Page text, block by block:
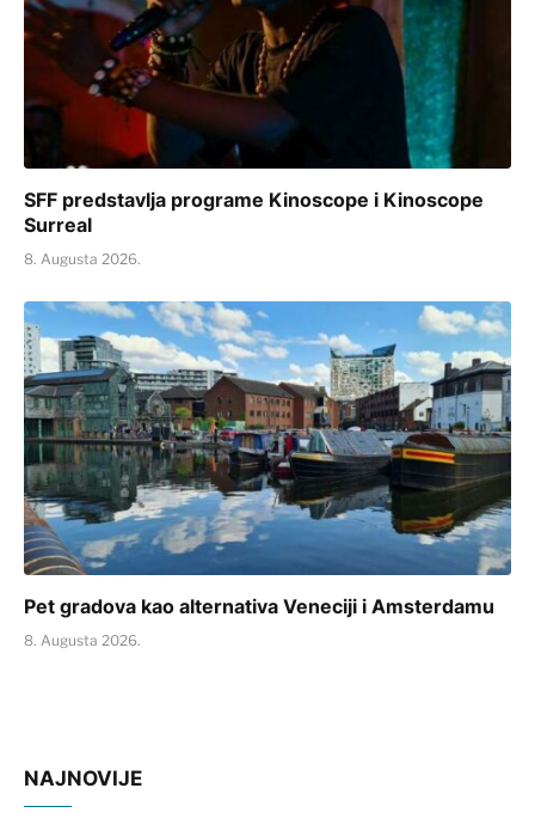
SFF predstavlja programe Kinoscope i Kinoscope
Surreal
8. Augusta 2026.
Pet gradova kao alternativa Veneciji i Amsterdamu
8. Augusta 2026.
NAJNOVIJE